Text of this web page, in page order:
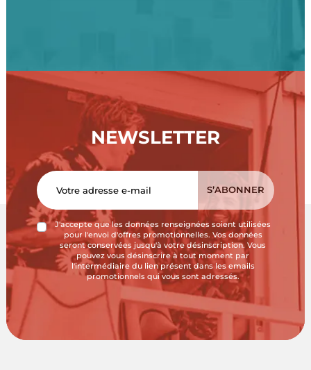
NEWSLETTER
J'accepte que les données renseignées soient utilisées
pour l'envoi d'offres promotionnelles. Vos données
seront conservées jusqu'à votre désinscription. Vous
pouvez vous désinscrire à tout moment par
l'intermédiaire du lien présent dans les emails
promotionnels qui vous sont adressés.